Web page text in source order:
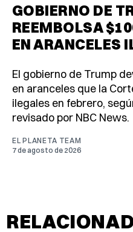
GOBIERNO DE
REEMBOLSA
EN ARANCELES
El gobierno de Trump
en aranceles que la
ilegales en febrero,
revisado por NBC News.
EL PLANETA TEAM
7 de agosto de 2026